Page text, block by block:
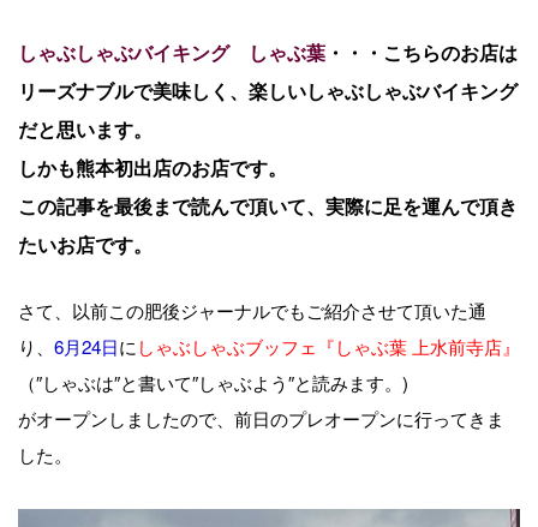
しゃぶしゃぶバイキング しゃぶ葉 ・・・こちらのお店は
リーズナブルで美味しく、楽しいしゃぶしゃぶバイキング
だと思います。
しかも熊本初出店のお店です。
この記事を最後まで読んで頂いて、実際に足を運んで頂き
たいお店です。
さて、以前この肥後ジャーナルでもご紹介させて頂いた通
り、 6月24日に しゃぶしゃぶブッフェ『しゃぶ葉 上水前寺店』
（″しゃぶは″と書いて″しゃぶよう″と読みます。)
がオープンしましたので、前日のプレオープンに行ってきま
した。